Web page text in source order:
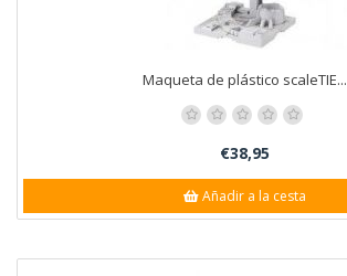
Maqueta de plástico scaleTIE...
€38,95
Añadir a la cesta